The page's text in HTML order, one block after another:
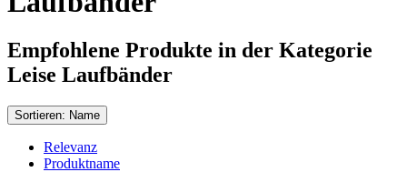
Empfohlene Produkte in der Kategorie
Leise Laufbänder
Sortieren: Name
Relevanz
Produktname